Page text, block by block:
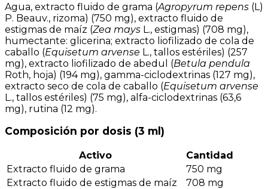
Agua, extracto fluido de grama (Agropyrum repens (L)
P. Beauv., rizoma) (750 mg), extracto fluido de
estigmas de maíz (Zea mays L., estigmas) (708 mg),
humectante: glicerina; extracto liofilizado de cola de
caballo (Equisetum arvense L., tallos estériles) (257
mg), extracto liofilizado de abedul (Betula pendula
Roth, hoja) (194 mg), gamma-ciclodextrinas (127 mg),
extracto seco de cola de caballo (Equisetum arvense
L., tallos estériles) (75 mg), alfa-ciclodextrinas (63,6
mg), rutina (12 mg).
Composición por dosis (3 ml)
Activo
Cantidad
Extracto fluido de grama
750 mg
Extracto fluido de estigmas de maíz
708 mg